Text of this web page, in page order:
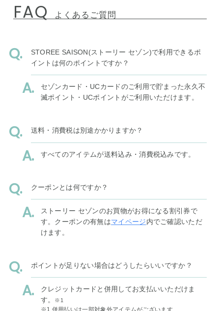
FAQ よくあるご質問
STOREE SAISON(ストーリー セゾン)で利用できるポ
イントは何のポイントですか？
セゾンカード・UCカードのご利用で貯まった永久不
滅ポイント・UCポイントがご利用いただけます。
送料・消費税は別途かかりますか？
すべてのアイテムが送料込み・消費税込みです。
クーポンとは何ですか？
ストーリー セゾンのお買物がお得になる割引券で
す。クーポンの有無はマイページ内でご確認いただ
けます。
ポイントが足りない場合はどうしたらいいですか？
クレジットカードと併用してお支払いいただけま
す。
※1
※1 併用払いは一部対象外アイテムがございます